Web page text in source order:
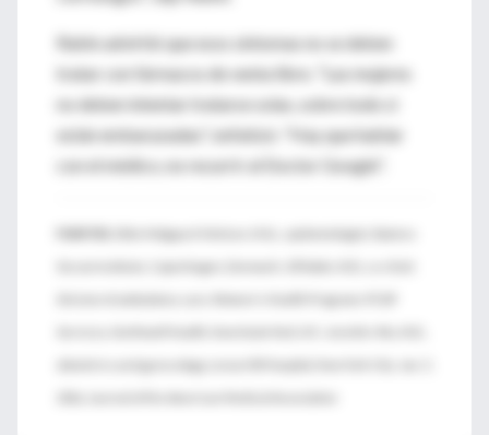
Rabin advirtió que esos síntomas no se deben
tratar con fármacos de venta libre. "Las mujeres
no deben intentar tratarse solas, sobre todo si
están embarazadas", enfatizó. "Hay que hablar
con el médico, no recurrir al Doctor Google".